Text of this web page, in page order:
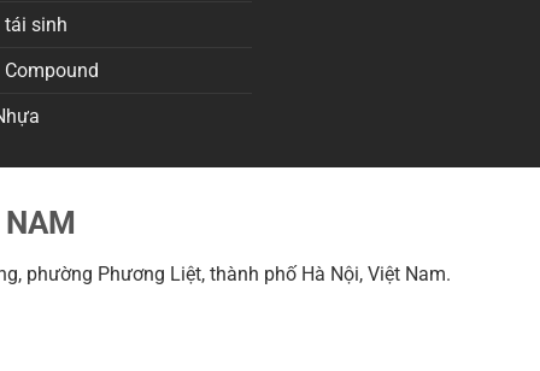
sinh
NAM
phường Phương Liệt, thành phố Hà Nội, Việt Nam.